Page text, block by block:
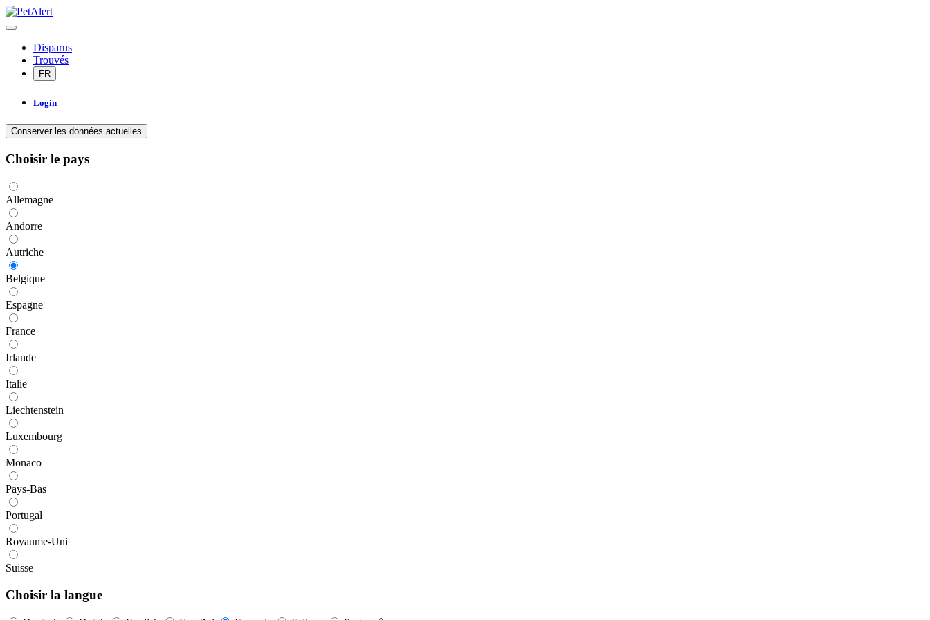
Disparus
Trouvés
FR
Login
Conserver les données actuelles
Choisir le pays
Allemagne
Andorre
Autriche
Belgique
Espagne
France
Irlande
Italie
Liechtenstein
Luxembourg
Monaco
Pays-Bas
Portugal
Royaume-Uni
Suisse
Choisir la langue